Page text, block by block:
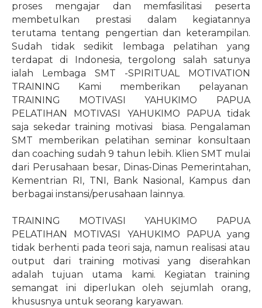
proses mengajar dan memfasilitasi peserta
membetulkan prestasi dalam kegiatannya
terutama tentang pengertian dan keterampilan.
Sudah tidak sedikit lembaga pelatihan yang
terdapat di Indonesia, tergolong salah satunya
ialah Lembaga SMT -SPIRITUAL MOTIVATION
TRAINING Kami memberikan pelayanan
TRAINING MOTIVASI YAHUKIMO PAPUA
PELATIHAN MOTIVASI YAHUKIMO PAPUA tidak
saja sekedar training motivasi
biasa. Pengalaman
SMT memberikan pelatihan seminar konsultaan
dan coaching sudah 9 tahun lebih. Klien SMT mulai
dari Perusahaan besar, Dinas-Dinas Pemerintahan,
Kementrian RI, TNI, Bank Nasional, Kampus dan
berbagai instansi/perusahaan lainnya.
TRAINING MOTIVASI YAHUKIMO PAPUA
PELATIHAN MOTIVASI YAHUKIMO PAPUA yang
tidak berhenti pada teori saja, namun realisasi atau
output dari training motivasi yang diserahkan
adalah tujuan utama kami. Kegiatan training
semangat ini diperlukan oleh sejumlah orang,
khususnya untuk seorang karyawan.